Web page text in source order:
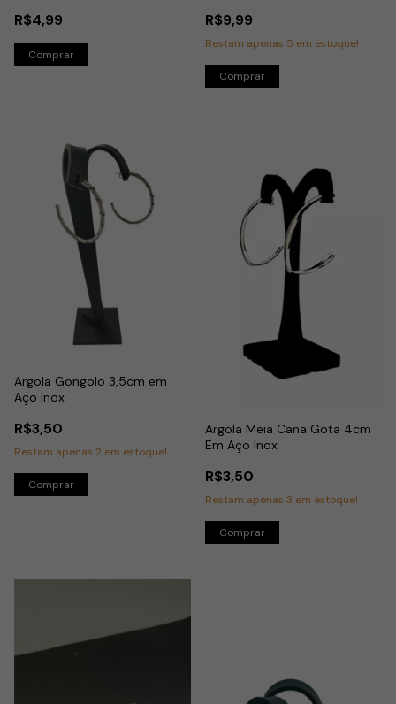
R$4,99 R$9,99
Restam apenas 5 em estoque!
Argola Gongolo 3,5cm em
Aço Inox
R$3,50
Restam apenas 2 em estoque!
Argola Meia Cana Gota 4cm
Em Aço Inox
R$3,50
Restam apenas 3 em estoque!